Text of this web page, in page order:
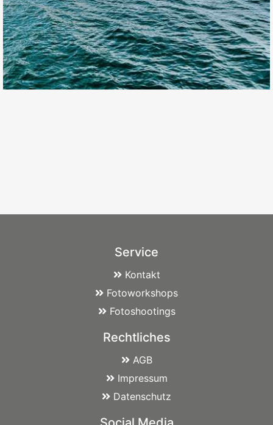
Service
Kontakt
Fotoworkshops
Fotoshootings
Rechtliches
AGB
Impressum
Datenschutz